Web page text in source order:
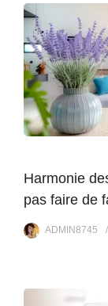
Harmonie
pas faire de
ADMIN8745